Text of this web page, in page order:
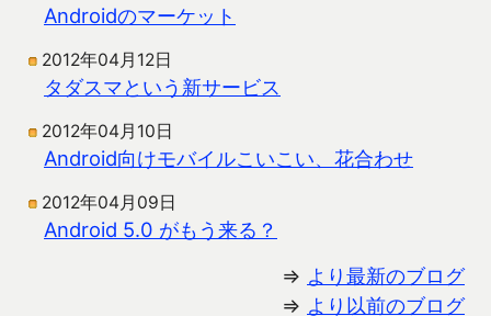
Androidのマーケット
2012年04月12日
タダスマという新サービス
2012年04月10日
Android向けモバイルこいこい、花合わせ
2012年04月09日
Android 5.0 がもう来る？
⇒ より最新のブログ
⇒ より以前のブログ